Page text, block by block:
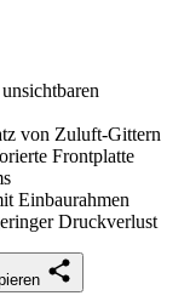
von Zuluft-Gittern
Frontplatte
Einbaurahmen
Druckverlust